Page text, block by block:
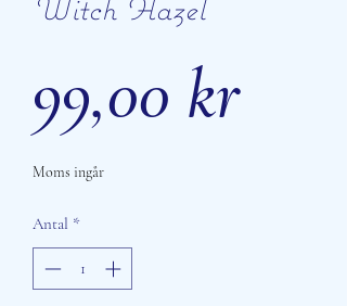
Witch Hazel
99,00 krPris
Moms ingår
Antal *